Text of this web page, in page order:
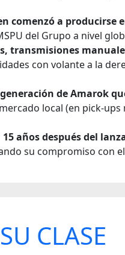
comenzó a producirse
del Grupo a nivel
transmisiones
con volante a la
de Amarok
local (en pick-
años después del
su compromiso con
CLASE